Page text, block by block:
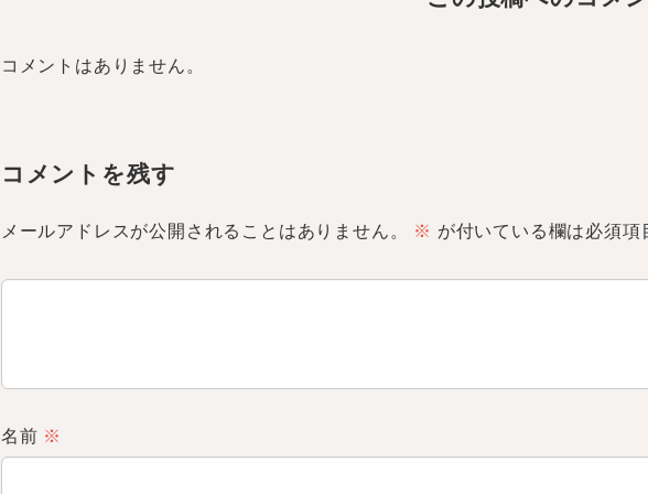
コメントはありません。
コメントを残す
メールアドレスが公開されることはありません。 ※ が付いている欄は必須項
名前 ※